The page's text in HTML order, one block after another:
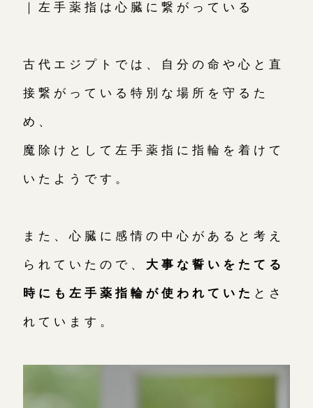
｜左手薬指は心臓に繋がっている
古代エジプトでは、自分の命や心と直
接繋がっている特別な場所を守るた
め、
魔除けとして左手薬指に指輪を着けて
いたようです。
また、心臓に感情の中心があると考え
られていたので、 大事な誓いをたてる
時にも左手薬指輪が使われていた とさ
れています。